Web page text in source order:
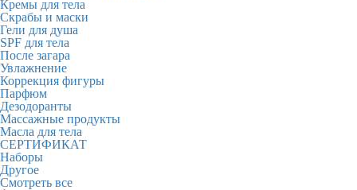
Кремы для тела
Скрабы и маски
Гели для душа
SPF для тела
После загара
Увлажнение
Коррекция фигуры
Парфюм
Дезодоранты
Массажные продукты
Масла для тела
СЕРТИФИКАТ
Наборы
Другое
Смотреть все